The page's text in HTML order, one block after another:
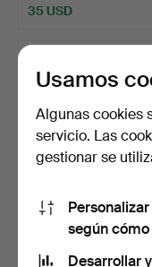
35 USD
PETACA CON
CAZA DE FRANCIA.
Usamos
Algunas cookies
servicio. Las
gestionar se
según
Desarrollar